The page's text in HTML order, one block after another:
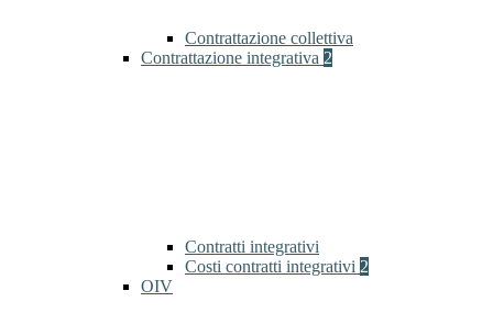
Contrattazione collettiva
Contrattazione integrativa 2
Contratti integrativi
Costi contratti integrativi 2
OIV